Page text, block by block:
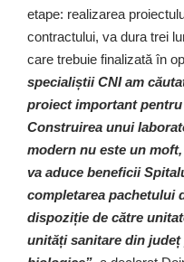
etape: realizarea
contractului, va dura trei
care trebuie finalizată în
specialiștii CNI am
proiect important
Construirea unui
modern nu este un
va aduce beneficii
completarea pachetului
dispoziție de către
unități sanitare din